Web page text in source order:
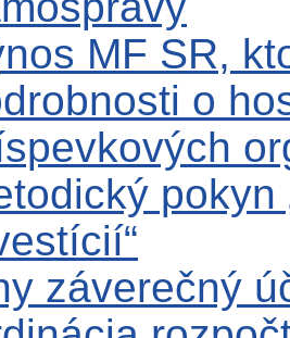
MF SR,
o
záverečný